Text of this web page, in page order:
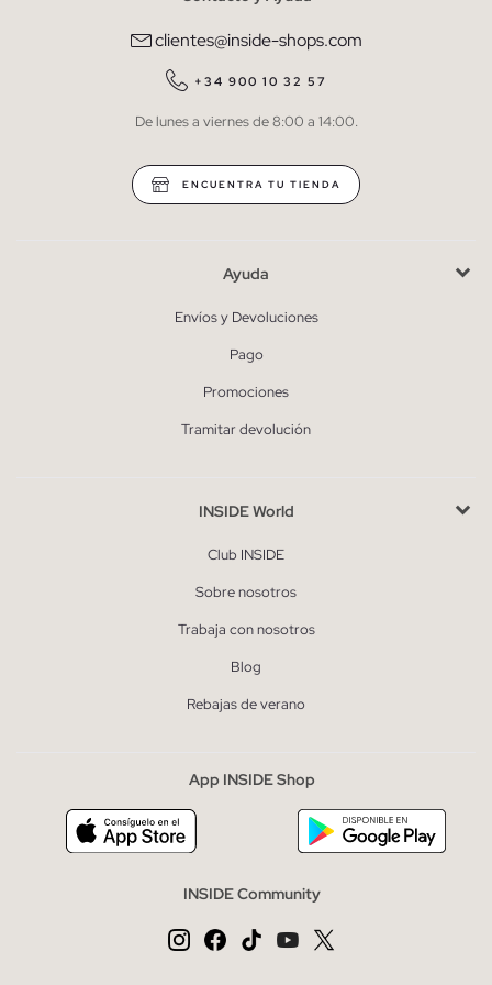
QUIERO SUSCRIBIRME
* Puedes cancelar la suscripción en cualquier momento.
clientes@inside-shops.com
+34 900 10 32 57
De lunes a viernes de 8:00 a 14:00.
ENCUENTRA TU TIENDA
Ayuda
Envíos y Devoluciones
Pago
Promociones
Tramitar devolución
INSIDE World
Club INSIDE
Sobre nosotros
Trabaja con nosotros
Blog
Rebajas de verano
App INSIDE Shop
INSIDE Community